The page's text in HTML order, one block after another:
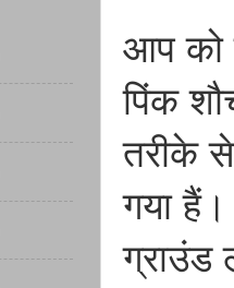
आप को
पिंक
तरीके
गया
ग्राउंड